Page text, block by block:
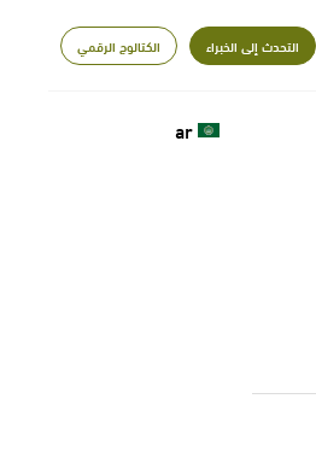
التحدث إلى الخبراء الكتالوج الرقمي
ar